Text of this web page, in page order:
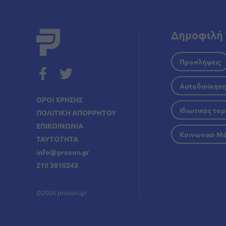
ΟΡΟΙ ΧΡΗΣΗΣ
ΠΟΛΙΤΙΚΗ ΑΠΟΡΡΗΤΟΥ
ΕΠΙΚΟΙΝΩΝΙΑ
ΤΑΥΤΟΤΗΤΑ
info@proson.gr
210 3810243
©2026 proson.gr
Δημοφιλή
Προσλήψεις
Αυτοδιοίκηση
Ιδιωτικός
Κοινωνικό